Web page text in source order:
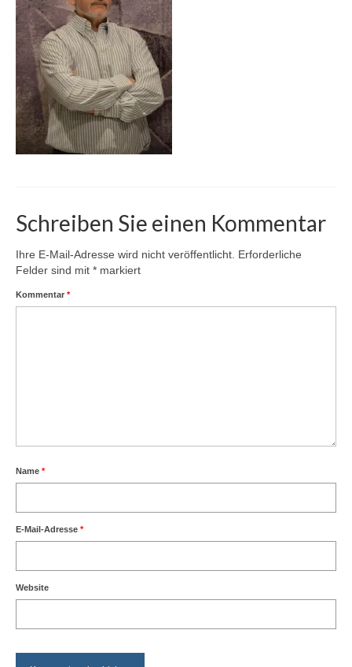
Kontakt | Impressum
Newsletter
Schreiben Sie einen Kommentar
Ihre E-Mail-Adresse wird nicht veröffentlicht. Erforderliche
Felder sind mit * markiert
Kommentar *
Name *
E-Mail-Adresse *
Website